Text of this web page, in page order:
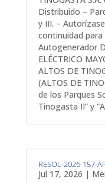
Distribuido –
y III. –
continuidad
Autogenerador
ELÉCTRICO
ALTOS DE
(ALTOS DE
de los Parques
Tinogasta II” y
RESOL-2026-157-
Jul 17, 2026 |